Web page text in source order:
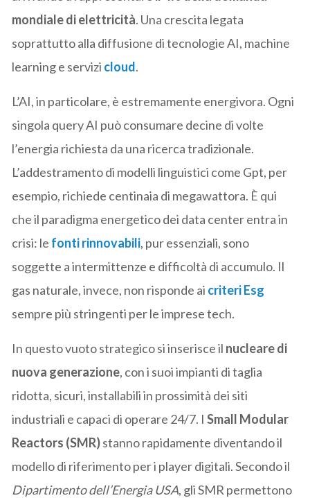
mondiale di elettricità. Una crescita legata
soprattutto alla diffusione di tecnologie AI, machine
learning e servizi cloud.
L’AI, in particolare, è estremamente energivora. Ogni
singola query AI può consumare decine di volte
l’energia richiesta da una ricerca tradizionale.
L’addestramento di modelli linguistici come Gpt, per
esempio, richiede centinaia di megawattora. È qui
che il paradigma energetico dei data center entra in
crisi: le fonti rinnovabili, pur essenziali, sono
soggette a intermittenze e difficoltà di accumulo. Il
gas naturale, invece, non risponde ai criteri Esg
sempre più stringenti per le imprese tech.
In questo vuoto strategico si inserisce il nucleare di
nuova generazione, con i suoi impianti di taglia
ridotta, sicuri, installabili in prossimità dei siti
industriali e capaci di operare 24/7. ISmall Modular
Reactors (SMR)stanno rapidamente diventando il
modello di riferimento per i player digitali. Secondo il
Dipartimento dell’Energia USA, gli SMR permettono